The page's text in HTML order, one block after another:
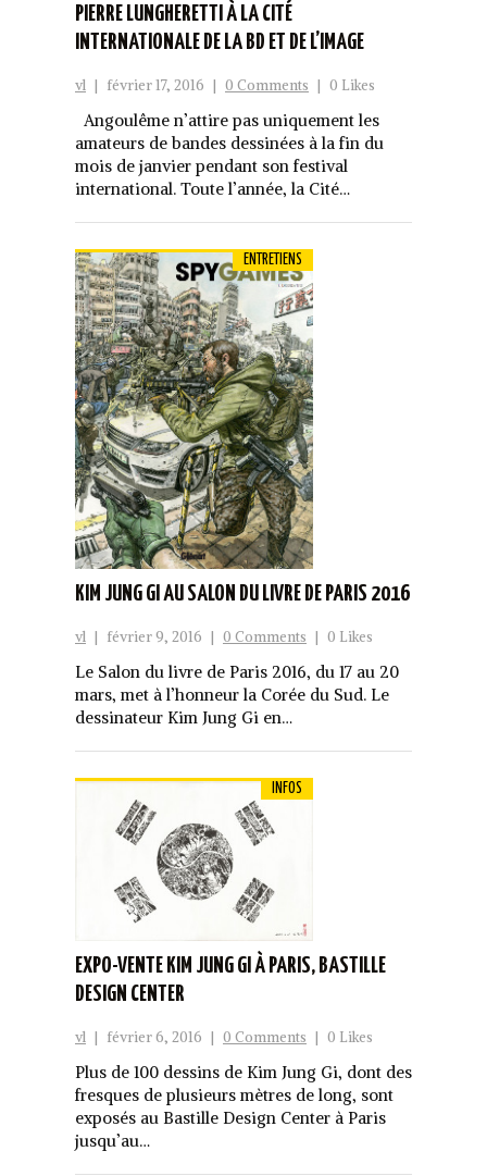
PIERRE LUNGHERETTI À LA CITÉ
INTERNATIONALE DE LA BD ET DE L’IMAGE
vl | février 17, 2016 | 0 Comments | 0 Likes
Angoulême n’attire pas uniquement les
amateurs de bandes dessinées à la fin du
mois de janvier pendant son festival
international. Toute l’année, la Cité…
ENTRETIENS
KIM JUNG GI AU SALON DU LIVRE DE PARIS 2016
vl | février 9, 2016 | 0 Comments | 0 Likes
Le Salon du livre de Paris 2016, du 17 au 20
mars, met à l’honneur la Corée du Sud. Le
dessinateur Kim Jung Gi en…
INFOS
EXPO-VENTE KIM JUNG GI À PARIS, BASTILLE
DESIGN CENTER
vl | février 6, 2016 | 0 Comments | 0 Likes
Plus de 100 dessins de Kim Jung Gi, dont des
fresques de plusieurs mètres de long, sont
exposés au Bastille Design Center à Paris
jusqu’au…